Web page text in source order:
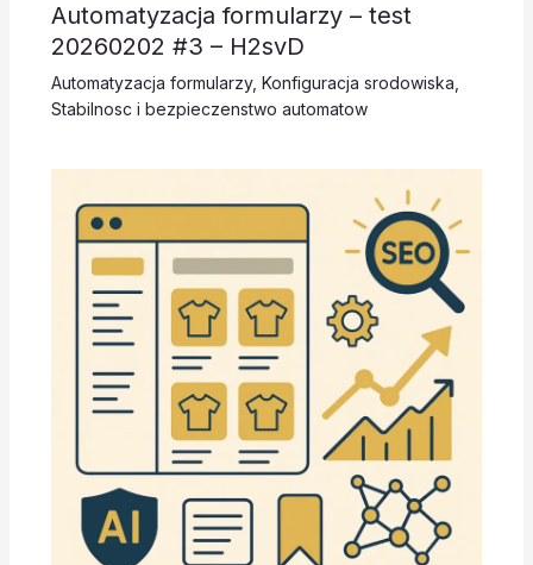
Automatyzacja formularzy – test
20260202 #3 – H2svD
Automatyzacja formularzy, Konfiguracja srodowiska
Stabilnosc i bezpieczenstwo automatow